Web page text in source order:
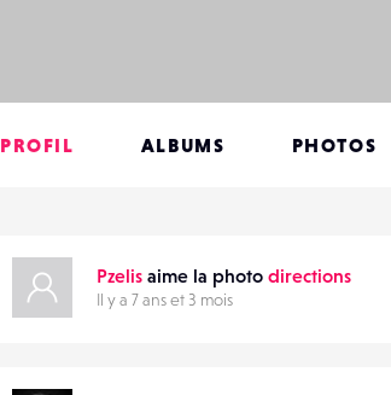
PROFIL ALBUMS PHOTOS
Pzelis aime la photo directions
Il y a 7 ans et 3 mois